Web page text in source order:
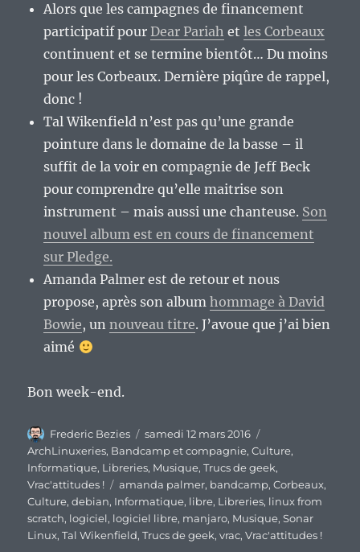
Alors que les campagnes de financement
participatif pourDear Pariah etles Corbeaux
continuent et se termine bientôt… Du moins
pour les Corbeaux. Dernière piqûre de rappel,
donc !
Tal Wikenfield n’est pas qu’une grande
pointure dans le domaine de la basse – il
suffit de la voir en compagnie de Jeff Beck
pour comprendre qu’elle maitrise son
instrument – mais aussi une chanteuse. Son
nouvel album est en cours de financement
sur Pledge.
Amanda Palmer est de retour et nous
propose, après son albumhommage à David
Bowie, unnouveau titre. J’avoue que j’ai bien
aimé
Bon week-end.
Auteur
Frederic Bezies
Publié
le
samedi 12 mars 2016
ArchLinuxeries, Bandcamp et compagnie,Culture,
Informatique, Libreries, Musique,Trucs de geek,
Vrac'attitudes !
Étiquettes
amanda palmer, bandcamp,Corbeaux,
Culture,debian, Informatique, libre, Libreries, linux from
scratch, logiciel, logiciel libre, manjaro, Musique,Sonar
Linux,Tal Wikenfield,Trucs de geek,vrac,Vrac'attitudes !